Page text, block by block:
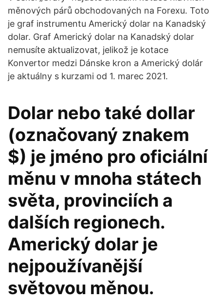
měnových párů obchodovaných na Forexu. Toto
je graf instrumentu Americký dolar na Kanadský
dolar. Graf Americký dolar na Kanadský dolar
nemusíte aktualizovat, jelikož je kotace
Konvertor medzi Dánske kron a Americký dolár
je aktuálny s kurzami od 1. marec 2021.
Dolar nebo také dollar
(označovaný znakem
$) je jméno pro oficiální
měnu v mnoha státech
světa, provinciích a
dalších regionech.
Americký dolar je
nejpoužívanější
světovou měnou.